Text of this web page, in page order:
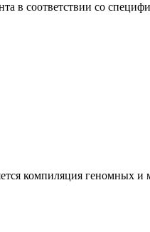
в соответствии со
компиляция геномных